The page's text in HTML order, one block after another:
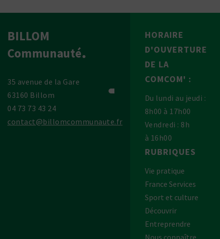
BILLOM
Communauté
35 avenue de la Gare
63160 Billom
04 73 73 43 24
contact@billomcommunaute.fr
HORAIRE
D'OUVERTURE
DE LA
COMCOM' :
Du lundi au jeudi :
8h00 à 17h00
Vendredi : 8h
à 16h00
RUBRIQUES
Vie pratique
France Services
Sport et culture
Découvrir
Entreprendre